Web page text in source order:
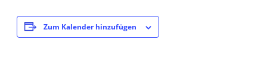
Zum Kalender hinzufügen